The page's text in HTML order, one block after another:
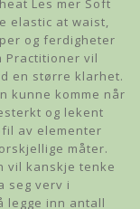
Les mer Soft
elastic at waist,
og ferdigheter
Practitioner vil
en større klarhet.
kunne komme når
og lekent
av elementer
måter.
vil kanskje tenke
seg verv i
legge inn antall